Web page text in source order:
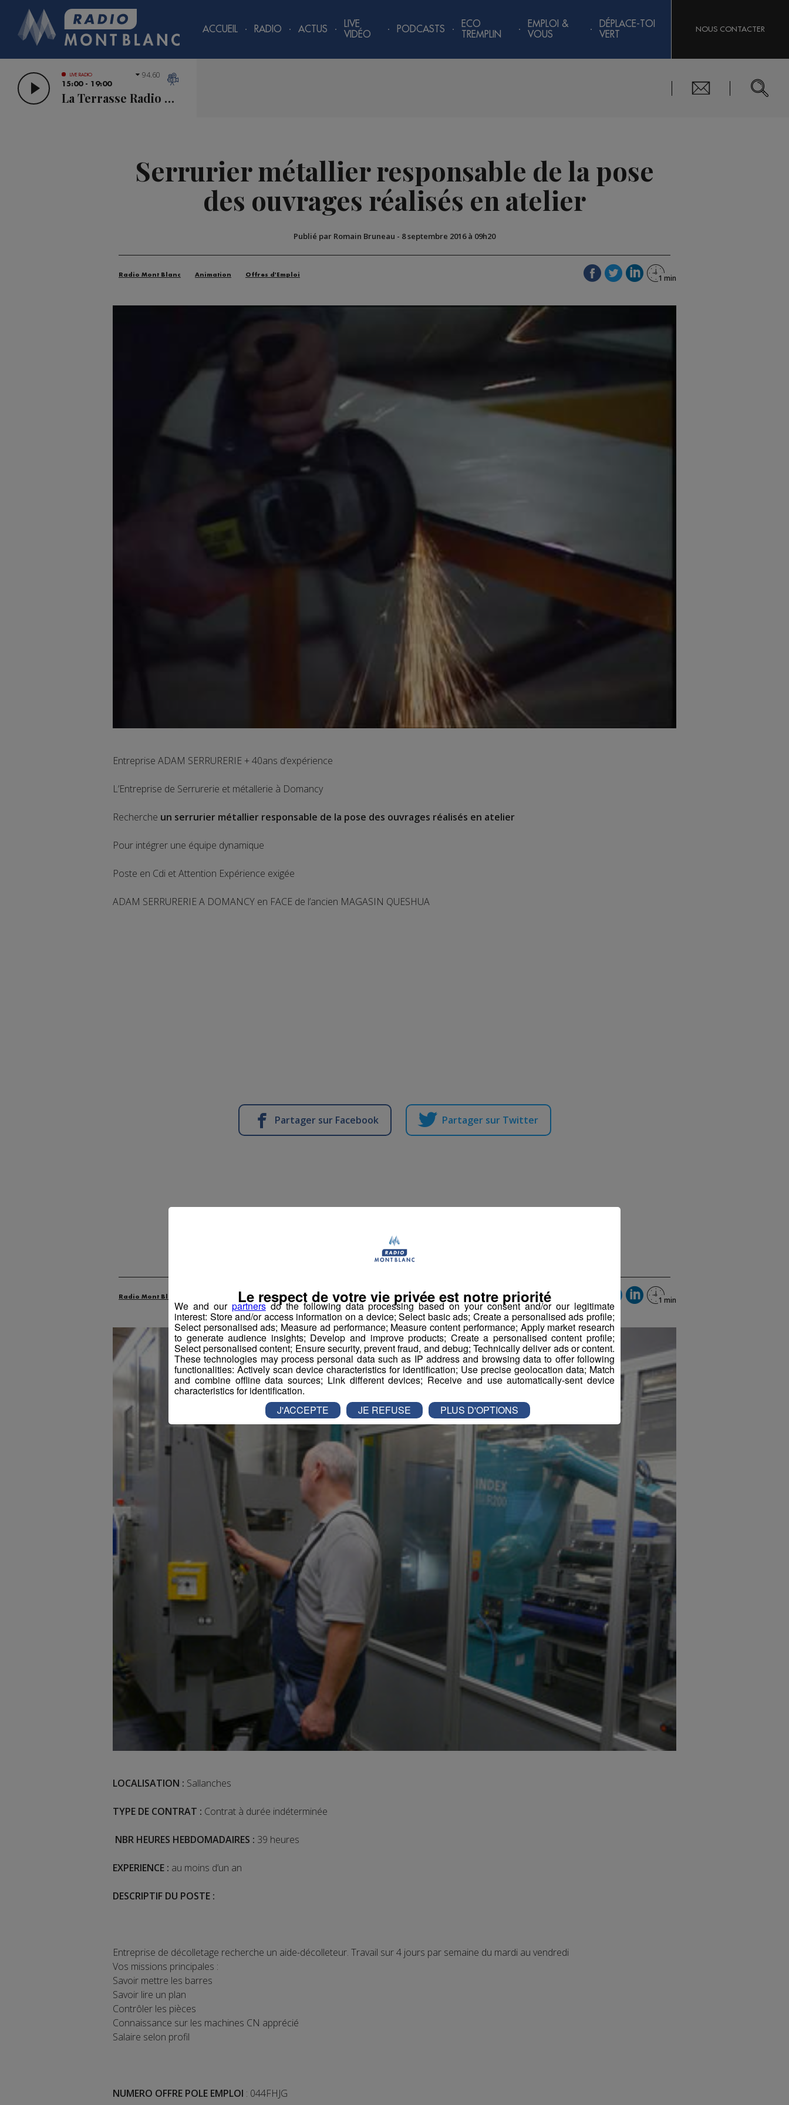
ACCUEIL RADIO ACTUS
LIVE
VIDÉO
PODCASTS
ECO
TREMPLIN
EMPLOI &
VOUS
DÉPLACE-TOI
VERT
NOUS CONTACTER
LIVE RADIO
15:00 - 19:00
La Terrasse Radio Mont Blanc
94.60
Serrurier métallier responsable de la pose
des ouvrages réalisés en atelier
Publié par Romain Bruneau - 8 septembre 2016 à 09h20
Radio Mont Blanc Animation Offres d'Emploi
Entreprise ADAM SERRURERIE + 40ans d’expérience
L’Entreprise de Serrurerie et métallerie à Domancy
Recherche un serrurier métallier responsable de la pose des ouvrages réalisés en atelier
Pour intégrer une équipe dynamique
Poste en Cdi et Attention Expérience exigée
ADAM SERRURERIE A DOMANCY en FACE de l’ancien MAGASIN QUESHUA
Partager sur Facebook Partager sur Twitter
Publié par Romain Bruneau-8 septembre 2016 à 09h28
Radio Mont Blanc Offres d'Emploi
LOCALISATION : Sallanches
TYPE DE CONTRAT : Contrat à durée indéterminée
NBR HEURES HEBDOMADAIRES : 39 heures
EXPERIENCE : au moins d’un an
DESCRIPTIF DU POSTE :
Entreprise de décolletage recherche un aide-décolleteur. Travail sur 4 jours par semaine du mardi au vendredi
Vos missions principales :
Savoir mettre les barres
Savoir lire un plan
Contrôler les pièces
Connaissance sur les machines CN apprécié
Salaire selon profil
NUMERO OFFRE POLE EMPLOI : 044FHJG
We and our partnersdo the following data processing based on your consent and/or our legitimate
interest: Store and/or access information on a device; Select basic ads; Create a personalised ads profile;
Select personalised ads; Measure ad performance; Measure content performance; Apply market research
to generate audience insights; Develop and improve products; Create a personalised content profile;
Select personalised content; Ensure security, prevent fraud, and debug; Technically deliver ads or content.
These technologies may process personal data such as IP address and browsing data to offer following
functionalities: Actively scan device characteristics for identification; Use precise geolocation data; Match
and combine offline data sources; Link different devices; Receive and use automatically-sent device
characteristics for identification.
Le respect de votre vie privée est notre priorité
J'ACCEPTE JE REFUSE PLUS D'OPTIONS